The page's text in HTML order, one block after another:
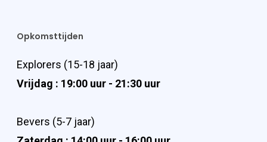
Opkomsttijden
Explorers (15-18 jaar)
Vrijdag : 19:00 uur - 21:30 uur
Bevers (5-7 jaar)